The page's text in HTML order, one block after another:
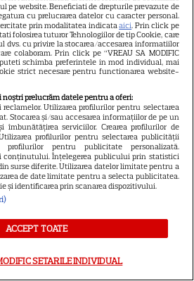
să-i transmit că îi mulțumesc
că..."
Rezumat episodul 100 „O
dragoste”, difuzat vineri, 24
iulie 2026, la Kanal D: Leo,
fostul iubit a lui Ișil, își face
apariția, iar odată cu el apar
familie
pe website. Beneficiati de drepturile prevazute de
cu prelucrarea datelor cu caracter personal.
prin modalitatea indicataaici. Prin click pe
folosirea tuturor Tehnologiilor de tip Cookie, care
dvs. cu privire la stocarea/accesarea informatiilor
colaboram. Prin click pe “VREAU SA MODIFIC
puteti schimba preferintele in mod individual, mai
strict necesare pentru functionarea website-
prelucrăm datele pentru a oferi:
reclamelor. Utilizarea profilurilor pentru selectarea
Stocarea și/sau accesarea informațiilor de pe un
îmbunătățirea serviciilor. Crearea profilurilor de
profilurilor pentru selectarea publicității
profilurilor pentru publicitate personalizată.
conținutului. Înțelegerea publicului prin statistici
surse diferite. Utilizarea datelor limitate pentru a
de date limitate pentru a selecta publicitatea.
și identificarea prin scanarea dispozitivului.
ACCEPT TOATE
SETARILE INDIVIDUAL